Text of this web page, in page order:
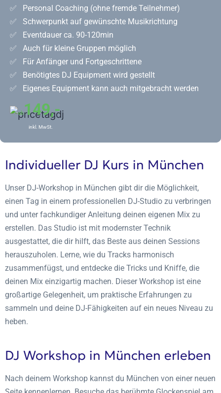
✅ Personal Coaching (ohne fremde Teilnehmer)
✅ Schwerpunkt auf gewünschte Musikrichtung
✅ Eventdauer ca. 90-120min
✅ Auch für kleine Gruppen möglich
✅ Für Anfänger und Fortgeschrittene
✅ Benötigtes DJ Equipment wird gestellt
✅ Eigenes Equipment kann auch mitgebracht werden
ab149,-
inkl. MwSt.
Individueller DJ Kurs in München
Unser DJ-Workshop in München gibt dir die Möglichkeit,
einen Tag in einem professionellen DJ-Studio zu verbringen
und unter fachkundiger Anleitung deinen eigenen Mix zu
erstellen. Das Studio ist mit modernster Technik
ausgestattet, die dir hilft, das Beste aus deinen Sessions
herauszuholen. Lerne, wie du Tracks harmonisch
zusammenfügst, und entdecke die Tricks und Kniffe, die
deinen Mix einzigartig machen. Dieser Workshop ist eine
großartige Gelegenheit, um praktische Erfahrungen zu
sammeln und deine DJ-Fähigkeiten auf ein neues Niveau zu
heben.
DJ Workshop in München erleben
Nach deinem Workshop kannst du München von einer neuen